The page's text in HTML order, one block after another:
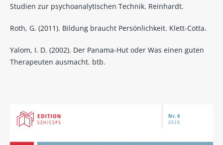
Studien zur psychoanalytischen Technik. Reinhardt.
Roth, G. (2011). Bildung braucht Persönlichkeit. Klett-Cotta.
Yalom, I. D. (2002). Der Panama-Hut oder Was einen guten
Therapeuten ausmacht. btb.